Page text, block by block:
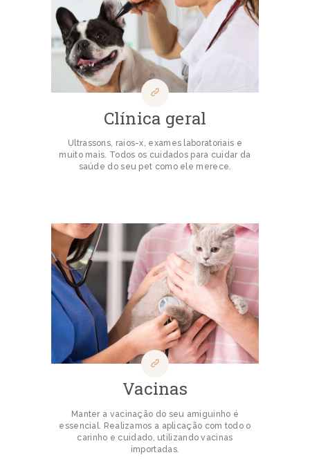
Clínica geral
Ultrassons, raios-x, exames laboratoriais e
muito mais. Todos os cuidados para cuidar da
saúde do seu pet como ele merece.
Vacinas
Manter a vacinação do seu amiguinho é
essencial. Realizamos a aplicação com todo o
carinho e cuidado, utilizando vacinas
importadas.